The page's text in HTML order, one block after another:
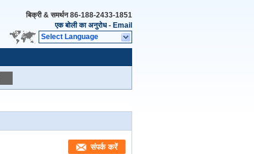
बिक्री & समर्थन86-188-2433-1851
एक बोली का अनुरोध - Email
Select Language
संपर्क करें